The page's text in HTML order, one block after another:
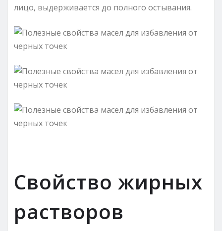
лицо, выдерживается до полного остывания.
Свойство жирных
растворов